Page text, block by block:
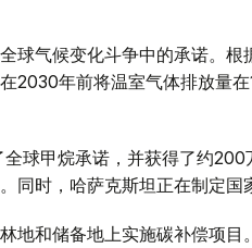
球气候变化斗争中的承诺。根
2030年前将温室气体排放量
球甲烷承诺，并获得了约
时，哈萨克斯坦正在制定国
地和储备地上实施碳补偿项目